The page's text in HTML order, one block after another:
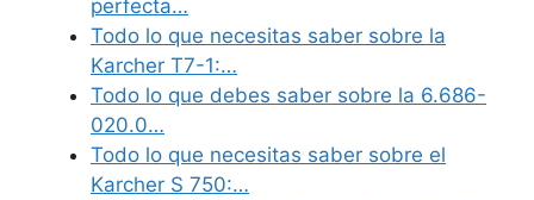
perfecta…
Todo lo que necesitas saber sobre la
Karcher T7-1:…
Todo lo que debes saber sobre la 6.686-
020.0…
Todo lo que necesitas saber sobre el
Karcher S 750:…